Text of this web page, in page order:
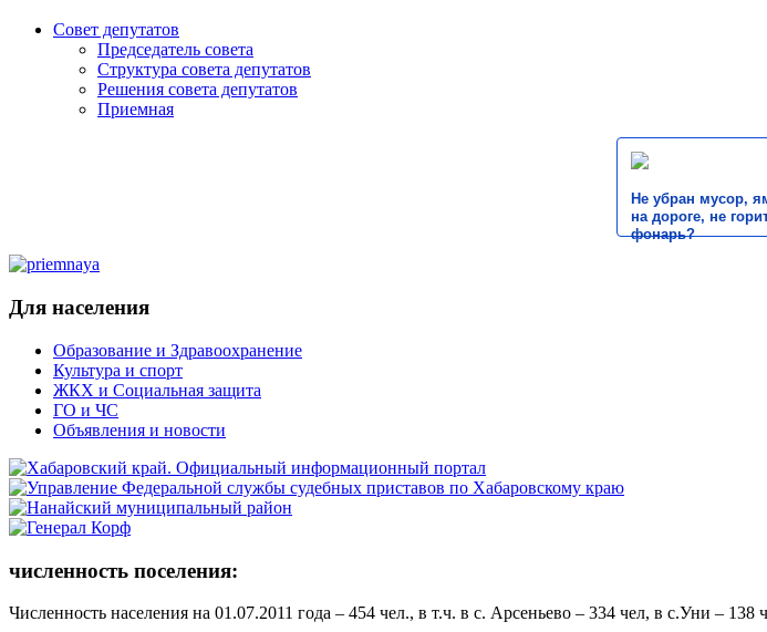
Совет депутатов
Председатель совета
Структура совета депутатов
Решения совета депутатов
Приемная
Не убран мусор,
на дороге, не
фонарь?
Для населения
Образование и Здравоохранение
Культура и спорт
ЖКХ и Социальная защита
ГО и ЧС
Объявления и новости
численность поселения:
Численность населения на 01.07.2011 года – 454 чел., в т.ч. в с. Арсеньево – 334 чел, в с.Уни – 138